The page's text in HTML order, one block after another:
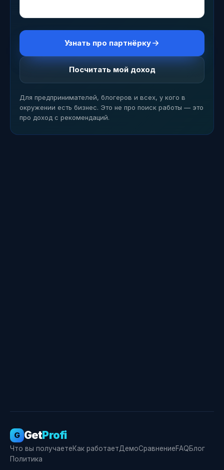
Узнать про партнёрку
Посчитать мой доход
Для предпринимателей, блогеров и всех, у кого в
окружении есть бизнес. Это не про поиск работы — это
про доход с рекомендаций.
G GetProfi
Что вы получаетеКак работаетДемоСравнениеFAQБлог
Политика